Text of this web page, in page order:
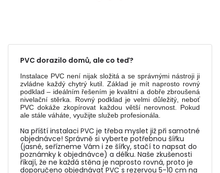
PVC dorazilo domů, ale co teď?
Instalace PVC není nijak složitá a se správnými nástroji ji
zvládne každý chytrý kutil. Základ je mít naprosto rovný
podklad – ideálním řešením je kvalitní a dobře zbroušená
nivelační stěrka. Rovný podklad je velmi důležitý, neboť
PVC dokáže zkopírovat každou větší nerovnost. Pokud
ale stále váháte, využijte služeb profesionála.
Na příští instalaci PVC je třeba myslet již při samotné
objednávce! Správně si vyberte potřebnou šířku
(jasné, seřízneme Vám i ze šířky, stačí to napsat do
poznámky k objednávce) a délku. Naše zkušenosti
říkají, že ne každá stěna je naprosto rovná, proto je
doporučeno objednávat PVC s rezervou 5-10 cm na